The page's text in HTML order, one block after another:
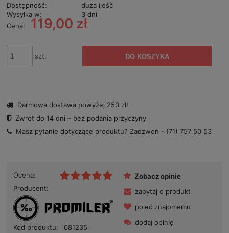
Dostępność:
duża ilość
Wysyłka w:
3 dni
Cena:
119,00 zł
szt. DO KOSZYKA
Darmowa dostawa powyżej 250 zł!
Zwrot do 14 dni – bez podania przyczyny
Masz pytanie dotyczące produktu? Zadzwoń - (71) 757 50 53
Ocena:
Producent:
Kod produktu: 081235
Zobacz opinie
zapytaj o produkt
poleć znajomemu
dodaj opinię